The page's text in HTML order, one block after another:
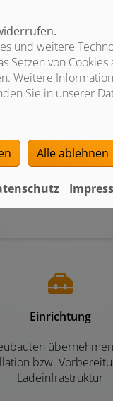
für ihre E-
Beratung
Sie bei der
passenden
Einrichtung
bzw.
Ladeinfrastruktur
und weitere
Setzen von
Weitere
Sie in unserer
Alle ablehnen